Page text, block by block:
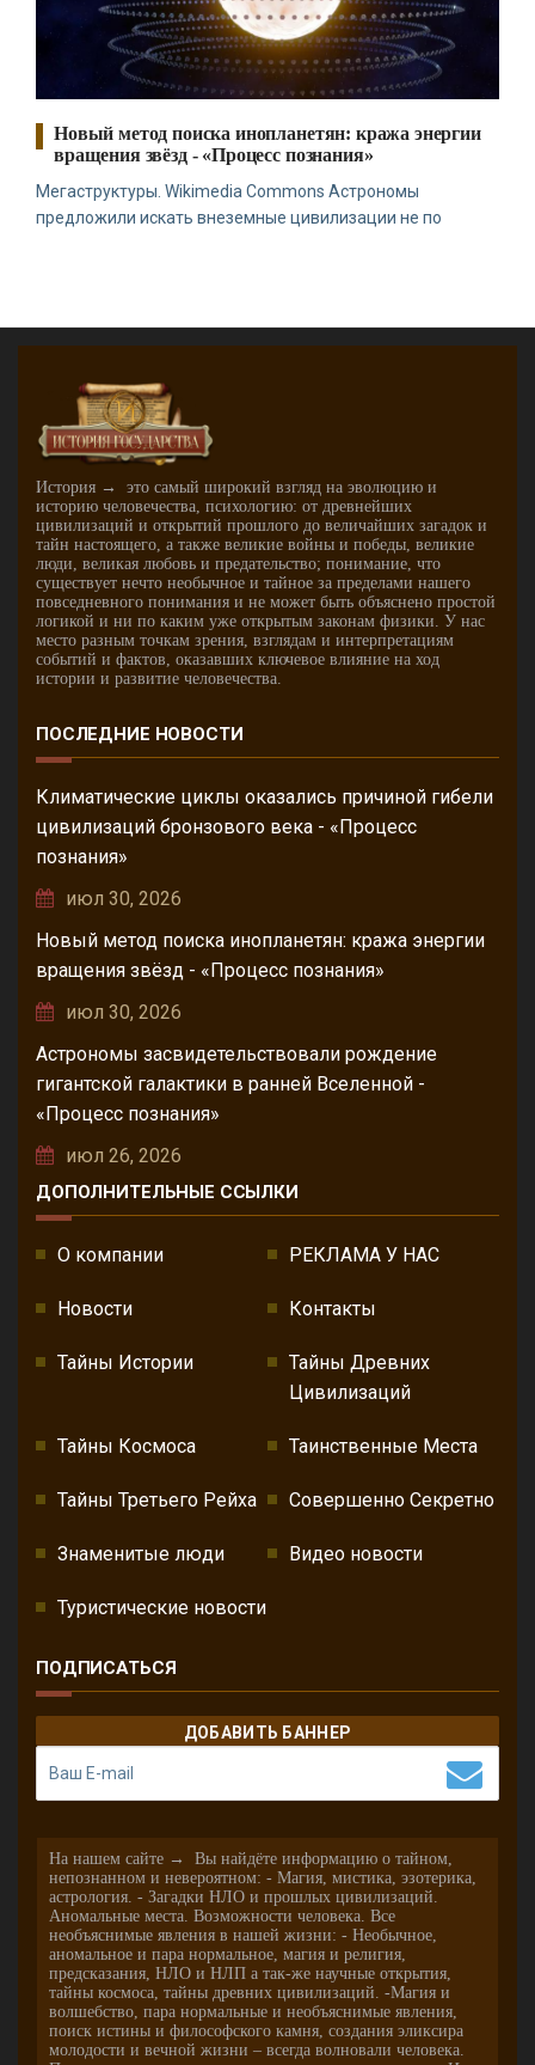
Новый метод поиска инопланетян: кража энергии
вращения звёзд - «Процесс познания»
Мегаструктуры. Wikimedia Commons Астрономы
предложили искать внеземные цивилизации не по
История → это самый широкий взгляд на эволюцию и
историю человечества, психологию: от древнейших
цивилизаций и открытий прошлого до величайших загадок и
тайн настоящего, а также великие войны и победы, великие
люди, великая любовь и предательство; понимание, что
существует нечто необычное и тайное за пределами нашего
повседневного понимания и не может быть объяснено простой
логикой и ни по каким уже открытым законам физики. У нас
место разным точкам зрения, взглядам и интерпретациям
событий и фактов, оказавших ключевое влияние на ход
истории и развитие человечества.
ПОСЛЕДНИЕ НОВОСТИ
Климатические циклы оказались причиной гибели
цивилизаций бронзового века - «Процесс
познания»
июл 30, 2026
Новый метод поиска инопланетян: кража энергии
вращения звёзд - «Процесс познания»
июл 30, 2026
Астрономы засвидетельствовали рождение
гигантской галактики в ранней Вселенной -
«Процесс познания»
июл 26, 2026
ДОПОЛНИТЕЛЬНЫЕ ССЫЛКИ
О компании РЕКЛАМА У НАС
Новости Контакты
Тайны Истории
Тайны Древних
Цивилизаций
Тайны Космоса Таинственные Места
Тайны Третьего Рейха Совершенно Секретно
Знаменитые люди Видео новости
Туристические новости
ПОДПИСАТЬСЯ
ДОБАВИТЬ БАННЕР
На нашем сайте → Вы найдёте информацию о тайном,
непознанном и невероятном: - Магия, мистика, эзотерика,
астрология. - Загадки НЛО и прошлых цивилизаций.
Аномальные места. Возможности человека. Все
необъяснимые явления в нашей жизни: - Необычное,
аномальное и пара нормальное, магия и религия,
предсказания, НЛО и НЛП а так-же научные открытия,
тайны космоса, тайны древних цивилизаций. -Магия и
волшебство, пара нормальные и необъяснимые явления,
поиск истины и философского камня, создания эликсира
молодости и вечной жизни – всегда волновали человека.